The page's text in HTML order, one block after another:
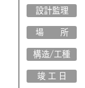
設計監理
場 所
構造/工種
竣 工 日